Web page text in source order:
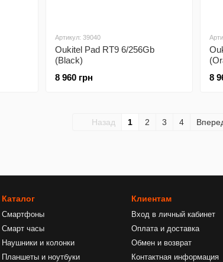
Артикул: 39040
Oukitel Pad RT9 6/256Gb
(Black)
8 960 грн
8
Назад 1 2 3 4
Каталог
Смартфоны
Смарт часы
Наушники и колонки
Планшеты и ноутбуки
Клиентам
Вход в личный кабинет
Оплата и доставка
Обмен и возврат
Контактная информация